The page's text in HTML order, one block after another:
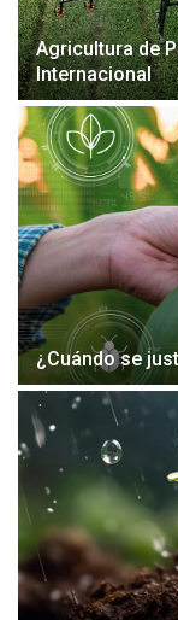
Agricultura de
Internacional
¿Cuándo se